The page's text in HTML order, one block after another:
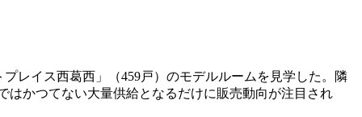
プレイス西葛西 」（459戸）のモデルルームを見学した。隣
はかつてない大量供給となるだけに販売動向が注目され